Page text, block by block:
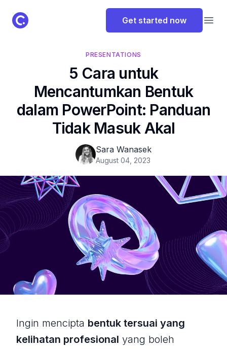
ClassPoint Logo Get started now
PRESENTATIONS
5 Cara untuk
Mencantumkan Bentuk
dalam PowerPoint: Panduan
Tidak Masuk Akal
Sara Wanasek
August 04, 2023
Ingin mencipta bentuk tersuai yang
kelihatan profesional yang boleh